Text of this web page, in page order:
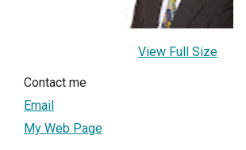
View Full Size
Contact me
Email
My Web Page